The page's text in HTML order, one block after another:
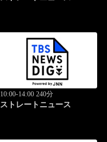
10:00-14:00 240分
ストレートニュース